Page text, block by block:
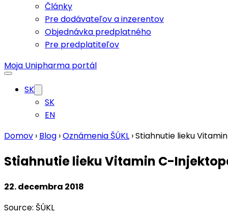
Články
Pre dodávateľov a inzerentov
Objednávka predplatného
Pre predplatiteľov
Moja Unipharma portál
SK
SK
EN
Domov › Blog ›Oznámenia ŠÚKL ›Stiahnutie lieku
Stiahnutie lieku Vitamin C-
22. decembra 2018
Source: ŠÚKL